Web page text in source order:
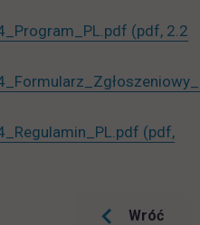
(pdf, 2.2
(pdf,
Wróć